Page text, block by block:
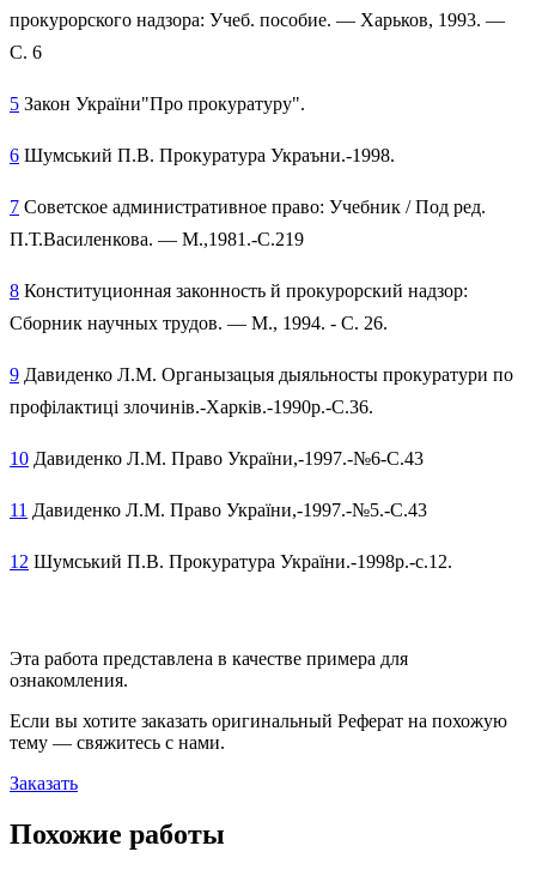
прокурорского надзора: Учеб. пособие. — Харьков, 1993. —
С. 6
5 Закон України"Про прокуратуру".
6 Шумський П.В. Прокуратура Украъни.-1998.
7 Советское административное право: Учебник / Под ред.
П.Т.Василенкова. — М.,1981.-С.219
8 Конституционная законность й прокурорский надзор:
Сборник научных трудов. — М., 1994. - С. 26.
9 Давиденко Л.М. Органызацыя дыяльносты прокуратури по
профілактиці злочинів.-Харків.-1990р.-С.36.
10 Давиденко Л.М. Право України,-1997.-№6-С.43
11 Давиденко Л.М. Право України,-1997.-№5.-С.43
12 Шумський П.В. Прокуратура України.-1998р.-с.12.
Эта работа представлена в качестве примера для
ознакомления.
Если вы хотите заказать оригинальный Реферат на похожую
тему — свяжитесь с нами.
Заказать
Похожие работы